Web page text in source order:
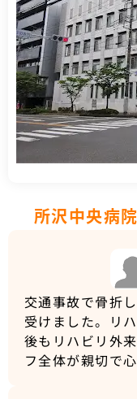
所沢中央病
交通事故で骨折
受けました。リ
後もリハビリ外
フ全体が親切で